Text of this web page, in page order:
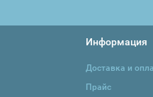
Информация
Доставка и
Прайс